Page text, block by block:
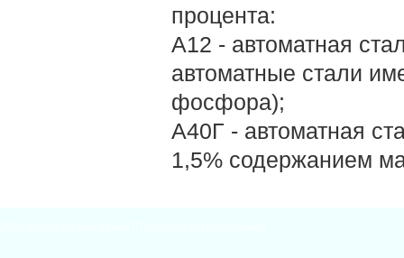
процента:
А12 - автоматная
автоматные стали
фосфора);
А40Г - автоматная
1,5% содержанием